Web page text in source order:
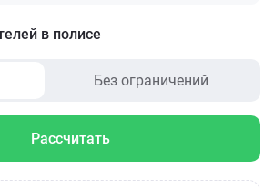
в полисе
Без ограничений
Рассчитать